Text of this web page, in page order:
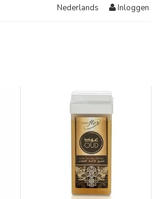
Nederlands Inloggen